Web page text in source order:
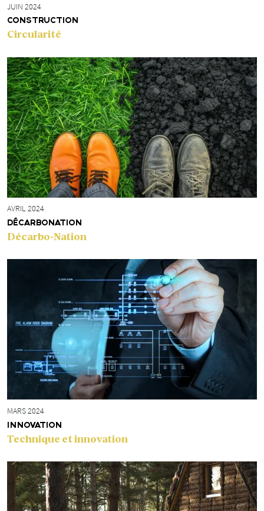
JUIN 2024
CONSTRUCTION
Circularité
AVRIL 2024
DÉCARBONATION
Décarbo-Nation
MARS 2024
INNOVATION
Technique et innovation